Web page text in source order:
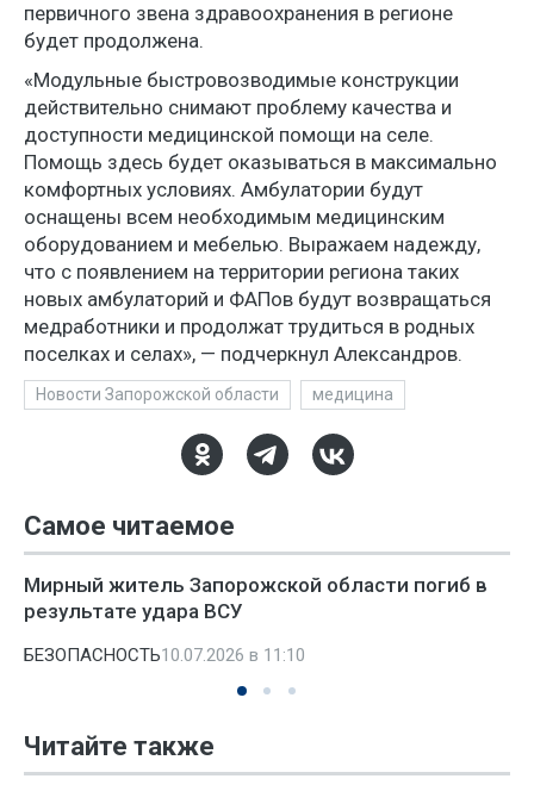
первичного звена здравоохранения в регионе
будет продолжена.
«Модульные быстровозводимые конструкции
действительно снимают проблему качества и
доступности медицинской помощи на селе.
Помощь здесь будет оказываться в максимально
комфортных условиях. Амбулатории будут
оснащены всем необходимым медицинским
оборудованием и мебелью. Выражаем надежду,
что с появлением на территории региона таких
новых амбулаторий и ФАПов будут возвращаться
медработники и продолжат трудиться в родных
поселках и селах», — подчеркнул Александров.
Новости Запорожской области медицина
Самое читаемое
Мирный житель Запорожской области погиб в
результате удара ВСУ
БЕЗОПАСНОСТЬ10.07.2026 в 11:10
Читайте также